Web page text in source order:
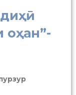
оҳан”-